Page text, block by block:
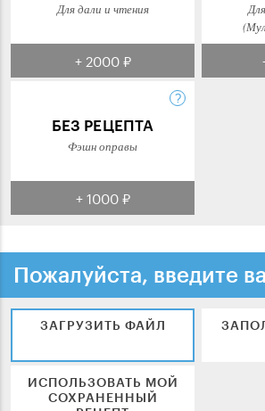
Для дали и чтения
+ 2000 ₽
БЕЗ РЕЦЕПТА
Фэшн оправы
+ 1000 ₽
Пожалуйста, введите
ЗАГРУЗИТЬ ФАЙЛ
ИСПОЛЬЗОВАТЬ МОЙ
СОХРАНЕННЫЙ